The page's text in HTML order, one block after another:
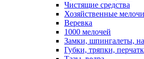
Чистящие средства
Хозяйственные мелочи
Веревка
1000 мелочей
Замки, шпингалеты,
Губки, тряпки,